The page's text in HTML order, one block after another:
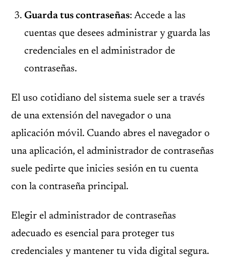
Guarda tus contraseñas: Accede a las
cuentas que desees administrar y guarda las
credenciales en el administrador de
contraseñas.
El uso cotidiano del sistema suele ser a través
de una extensión del navegador o una
aplicación móvil. Cuando abres el navegador o
una aplicación, el administrador de contraseñas
suele pedirte que inicies sesión en tu cuenta
con la contraseña principal.
Elegir el administrador de contraseñas
adecuado es esencial para proteger tus
credenciales y mantener tu vida digital segura.